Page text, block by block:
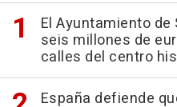
El Ayuntamiento
seis millones de
calles del centro
España defiende